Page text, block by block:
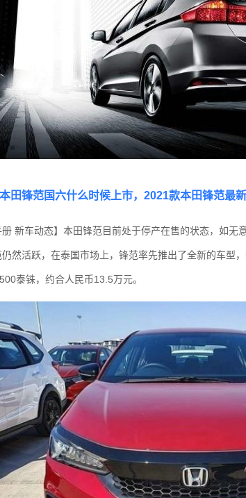
田锋范国六什么时候上市，2021款本田锋范最
册 新车动态】本田锋范目前处于停产在售的状态，如
然活跃，在泰国市场上，锋范率先推出了全新的车型
泰铢，约合人民币13.5万元。